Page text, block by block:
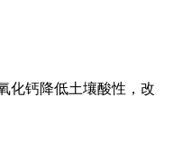
化钙降低土壤酸性，改